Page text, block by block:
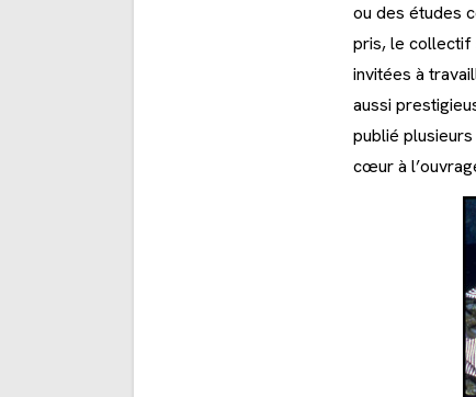
ou des études
pris, le collectif
invitées à
aussi
publié
cœur à